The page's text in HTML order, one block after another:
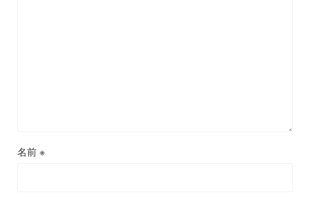
名前 ※